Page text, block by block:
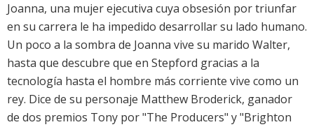
Joanna, una mujer ejecutiva cuya obsesión por triunfar
en su carrera le ha impedido desarrollar su lado humano.
Un poco a la sombra de Joanna vive su marido Walter,
hasta que descubre que en Stepford gracias a la
tecnología hasta el hombre más corriente vive como un
rey. Dice de su personaje Matthew Broderick, ganador
de dos premios Tony por "The Producers" y "Brighton